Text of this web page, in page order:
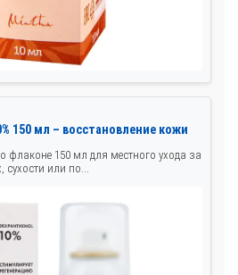
150 мл – восстановление кожи
флаконе 150 мл для местного ухода за
или по...